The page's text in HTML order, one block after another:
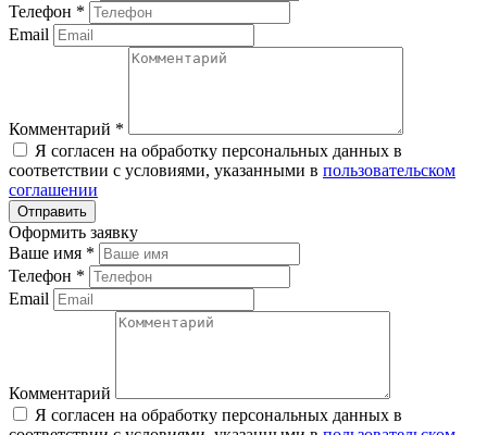
Телефон *
Email
Комментарий *
Я согласен на обработку персональных данных в
соответствии с условиями, указанными в пользовательском
соглашении
Оформить заявку
Ваше имя *
Телефон *
Email
Комментарий
Я согласен на обработку персональных данных в